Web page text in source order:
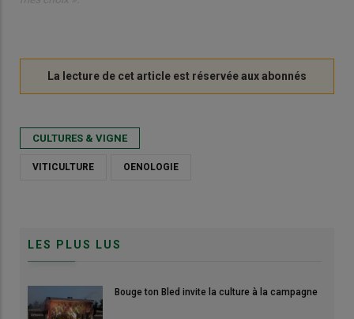
CULTURES & VIGNE
VITICULTURE OENOLOGIE
LES PLUS LUS
Bouge ton Bled invite la culture à la campagne